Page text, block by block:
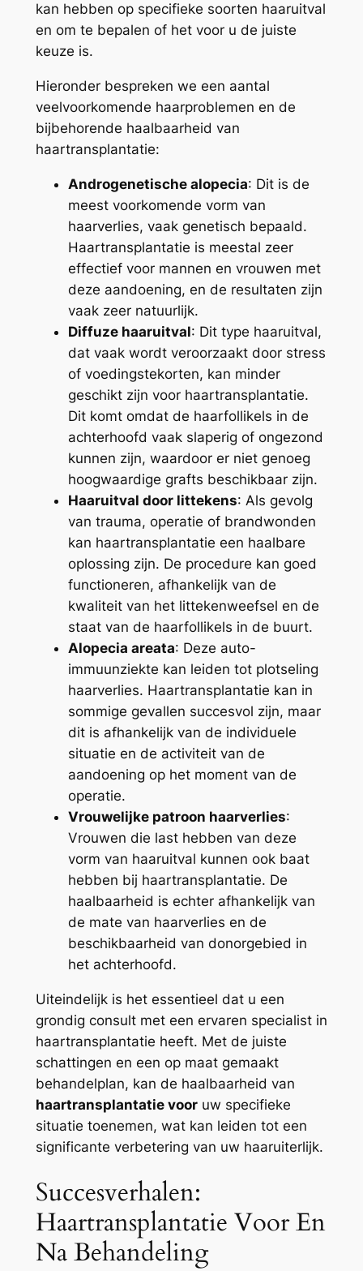
kan hebben op specifieke soorten haaruitval
en om te bepalen of het voor u de juiste
keuze is.
Hieronder bespreken we een aantal
veelvoorkomende haarproblemen en de
bijbehorende haalbaarheid van
haartransplantatie:
Androgenetische alopecia: Dit is de
meest voorkomende vorm van
haarverlies, vaak genetisch bepaald.
Haartransplantatie is meestal zeer
effectief voor mannen en vrouwen met
deze aandoening, en de resultaten zijn
vaak zeer natuurlijk.
Diffuze haaruitval: Dit type haaruitval,
dat vaak wordt veroorzaakt door stress
of voedingstekorten, kan minder
geschikt zijn voor haartransplantatie.
Dit komt omdat de haarfollikels in de
achterhoofd vaak slaperig of ongezond
kunnen zijn, waardoor er niet genoeg
hoogwaardige grafts beschikbaar zijn.
Haaruitval door littekens: Als gevolg
van trauma, operatie of brandwonden
kan haartransplantatie een haalbare
oplossing zijn. De procedure kan goed
functioneren, afhankelijk van de
kwaliteit van het littekenweefsel en de
staat van de haarfollikels in de buurt.
Alopecia areata: Deze auto-
immuunziekte kan leiden tot plotseling
haarverlies. Haartransplantatie kan in
sommige gevallen succesvol zijn, maar
dit is afhankelijk van de individuele
situatie en de activiteit van de
aandoening op het moment van de
operatie.
Vrouwelijke patroon haarverlies:
Vrouwen die last hebben van deze
vorm van haaruitval kunnen ook baat
hebben bij haartransplantatie. De
haalbaarheid is echter afhankelijk van
de mate van haarverlies en de
beschikbaarheid van donorgebied in
het achterhoofd.
Uiteindelijk is het essentieel dat u een
grondig consult met een ervaren specialist in
haartransplantatie heeft. Met de juiste
schattingen en een op maat gemaakt
behandelplan, kan de haalbaarheid van
haartransplantatie vooruw specifieke
situatie toenemen, wat kan leiden tot een
significante verbetering van uw haaruiterlijk.
Succesverhalen:
Haartransplantatie Voor En
Na Behandeling